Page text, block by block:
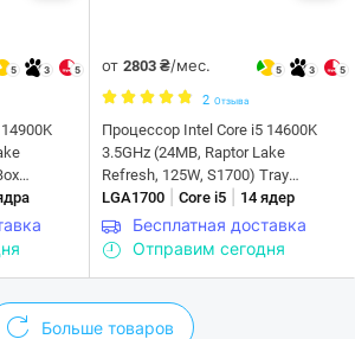
5 3 5 от 2803 ₴/мес. 5 3 5
2 Отзыва
Процессор Intel Core i5 14600K
3.5GHz (24MB, Raptor Lake
Refresh, 125W, S1700) Tray
(CM8071504821015)
LGA1700 Core i5 14 ядер
Бесплатная доставка
Отправим сегодня
Больше товаров